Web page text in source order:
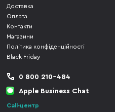
Доставка
Оплата
Контакти
Магазини
Політика конфіденційності
Black Friday
0 800 210-484
Apple Business Chat
Call-центр